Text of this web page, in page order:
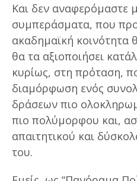
Και δεν αναφερόμαστε
συμπεράσματα, που
ακαδημαϊκή κοινότητα
θα τα αξιοποιήσει
κυρίως, στη πρόταση,
διαμόρφωση ενός
δράσεων πιο
πιο πολύμορφου και,
απαιτητικού και
του.